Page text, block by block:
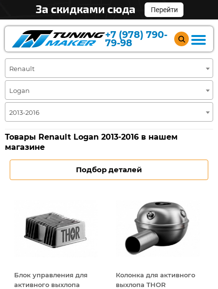
+7 (978) 790-
79-98
Renault
Logan
2013-2016
Товары Renault Logan 2013-2016 в нашем
магазине
Подбор деталей
Блок управления для
активного выхлопа
Колонка для активного
выхлопа THOR